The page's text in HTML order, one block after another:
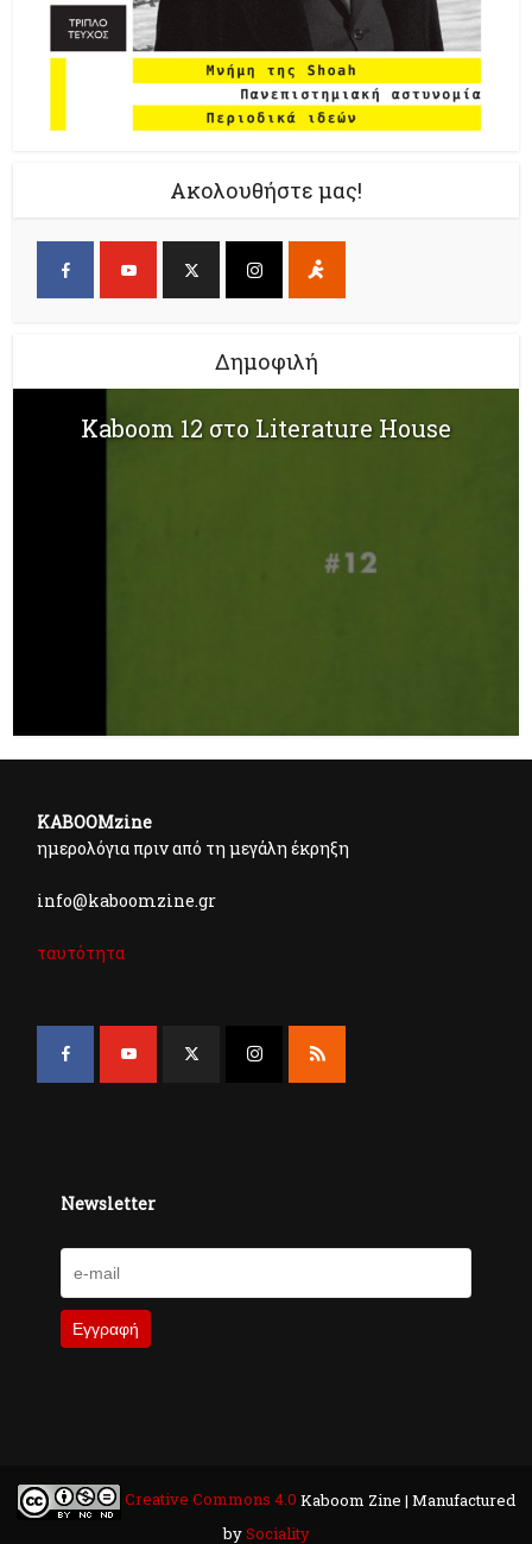
Ακολουθήστε μας!
Δημοφιλή
Kaboom 12 στο Literature House
KABOOMzine
ημερολόγια πριν από τη μεγάλη έκρηξη
info@kaboomzine.gr
ταυτότητα
Newsletter
Creative Commons 4.0 Kaboom Zine | Manufactured
bySociality